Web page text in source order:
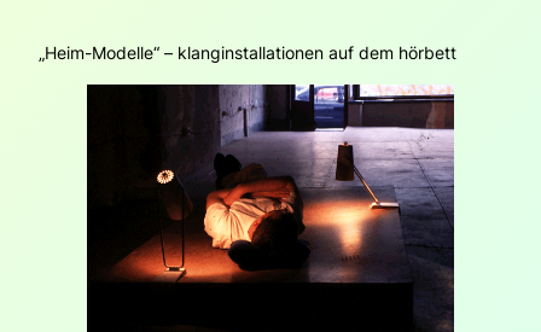
„Heim-Modelle“ – klanginstallationen auf dem hörbett